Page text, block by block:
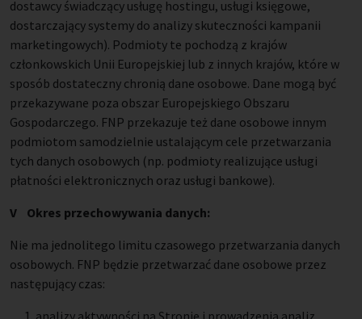
dostawcy świadczący usługę hostingu, usługi księgowe,
dostarczający systemy do analizy skuteczności kampanii
marketingowych). Podmioty te pochodzą z krajów
członkowskich Unii Europejskiej lub z innych krajów, które w
sposób dostateczny chronią dane osobowe. Dane mogą być
przekazywane poza obszar Europejskiego Obszaru
Gospodarczego. FNP przekazuje też dane osobowe innym
podmiotom samodzielnie ustalającym cele przetwarzania
tych danych osobowych (np. podmioty realizujące usługi
płatności elektronicznych oraz usługi bankowe).
V Okres przechowywania danych:
Nie ma jednolitego limitu czasowego przetwarzania danych
osobowych. FNP będzie przetwarzać dane osobowe przez
następujący czas: